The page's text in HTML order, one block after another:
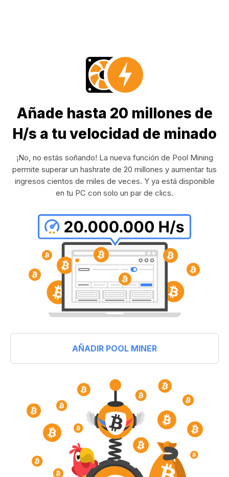
Añade hasta 20 millones de
H/s a tu velocidad de minado
¡No, no estás soñando! La nueva función de Pool Mining
permite superar un hashrate de 20 millones y aumentar tus
ingresos cientos de miles de veces. Y ya está disponible
en tu PC con solo un par de clics.
AÑADIR POOL MINER